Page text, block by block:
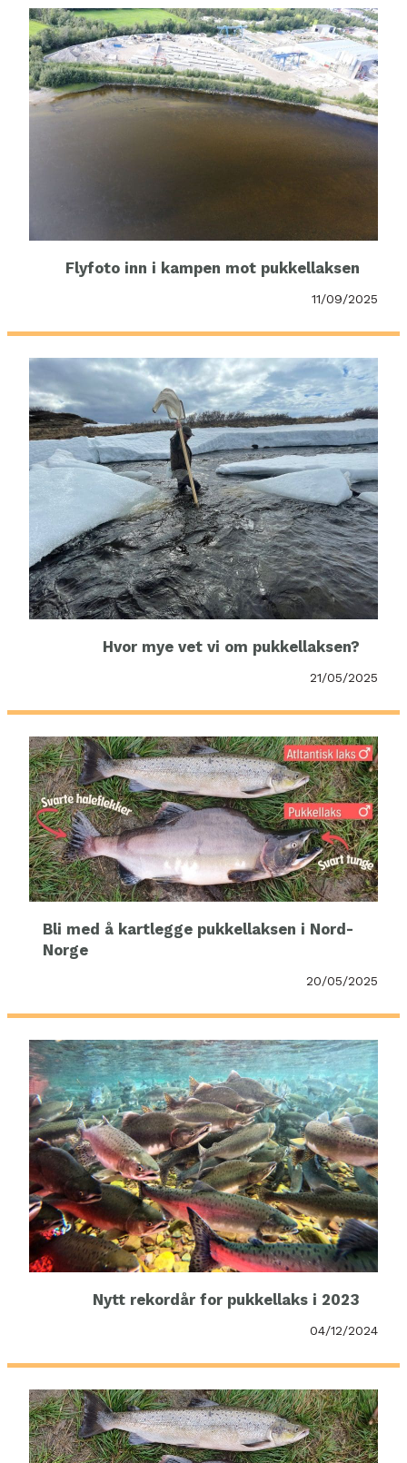
Flyfoto inn i kampen mot pukkellaksen
11/09/2025
Hvor mye vet vi om pukkellaksen?
21/05/2025
Bli med å kartlegge pukkellaksen i Nord-
Norge
20/05/2025
Nytt rekordår for pukkellaks i 2023
04/12/2024